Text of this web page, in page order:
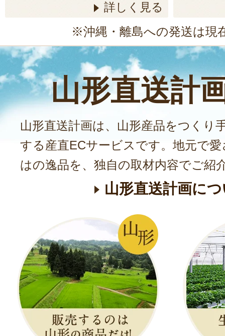
詳しく見る
※沖縄・離島への発送は現
山形直送計
山形直送計画は、山形産品をつくり
する産直ECサービスです。地元で
はの逸品を、独自の取材内容でご紹
山形直送計画に